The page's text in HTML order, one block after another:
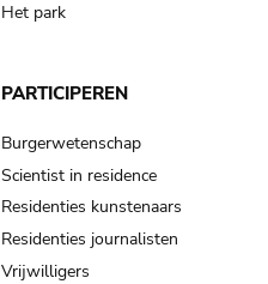
Het park
PARTICIPEREN
Burgerwetenschap
Scientist in residence
Residenties kunstenaars
Residenties journalisten
Vrijwilligers